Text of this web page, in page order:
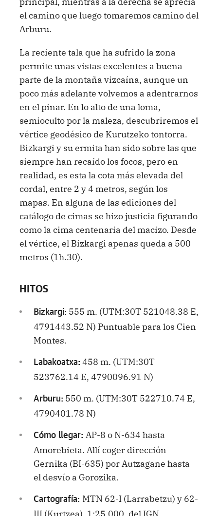
el camino que luego tomaremos camino del
Arburu.
La reciente tala que ha sufrido la zona
permite unas vistas excelentes a buena
parte de la montaña vizcaína, aunque un
poco más adelante volvemos a adentrarnos
en el pinar. En lo alto de una loma,
semioculto por la maleza, descubriremos el
vértice geodésico de Kurutzeko tontorra.
Bizkargi y su ermita han sido sobre las que
siempre han recaído los focos, pero en
realidad, es esta la cota más elevada del
cordal, entre 2 y 4 metros, según los
mapas. En alguna de las ediciones del
catálogo de cimas se hizo justicia figurando
como la cima centenaria del macizo. Desde
el vértice, el Bizkargi apenas queda a 500
metros (1h.30).
HITOS
Bizkargi: 555 m. (UTM:30T 521048.38 E,
4791443.52 N) Puntuable para los Cien
Montes.
Labakoatxa: 458 m. (UTM:30T
523762.14 E, 4790096.91 N)
Arburu: 550 m. (UTM:30T 522710.74 E,
4790401.78 N)
Cómo llegar: AP-8 o N-634 hasta
Amorebieta. Allí coger dirección
Gernika (BI-635) por Autzagane hasta
el desvío a Gorozika.
Cartografía: MTN 62-I (Larrabetzu) y 62-
III (Kurtzea), 1:25.000, del IGN.